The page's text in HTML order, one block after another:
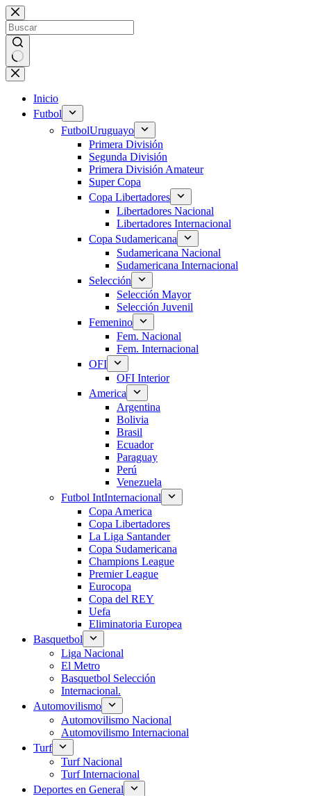
Saltar
al
contenido
Sin
resultados
Inicio
Futbol
FutbolUruguayo
Primera División
Segunda División
Primera División Amateur
Super Copa
Copa Libertadores
Libertadores Nacional
Libertadores Internacional
Copa Sudamericana
Sudamericana Nacional
Sudamericana Internacional
Selección
Selección Mayor
Selección Juvenil
Femenino
Fem. Nacional
Fem. Internacional
OFI
OFI Interior
America
Argentina
Bolivia
Brasil
Ecuador
Paraguay
Perú
Venezuela
Futbol IntInternacional
Copa America
Copa Libertadores
La Liga Santander
Copa Sudamericana
Champions League
Premier League
Eurocopa
Copa del REY
Uefa
Eliminatoria Europea
Basquetbol
Liga Nacional
El Metro
Basquetbol Selección
Internacional.
Automovilismo
Automovilismo Nacional
Automovilismo Internacional
Turf
Turf Nacional
Turf Internacional
Deportes en General